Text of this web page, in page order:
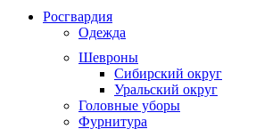
Росгвардия
Одежда
Шевроны
Сибирский округ
Уральский округ
Головные уборы
Фурнитура